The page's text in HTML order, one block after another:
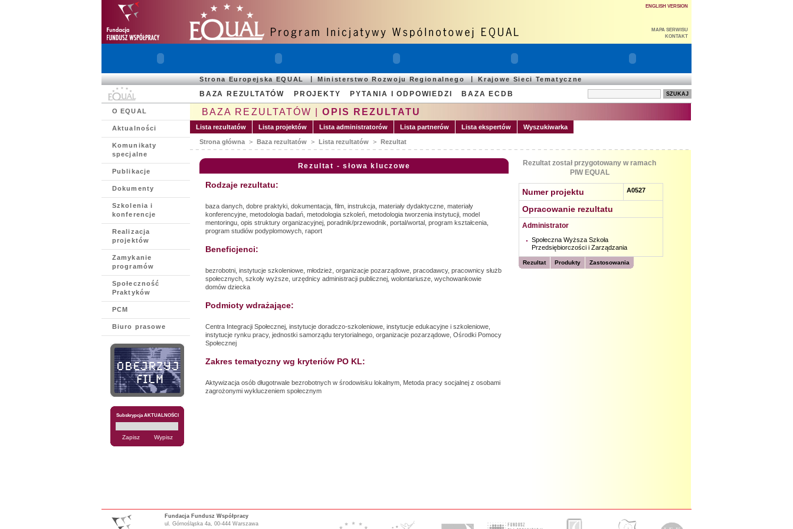
ENGLISH VERSION
MAPA SERWISU
KONTAKT
Strona Europejska EQUAL Ministerstwo Rozwoju Regionalnego Krajowe Sieci Tematyczne
BAZA REZULTATÓW PROJEKTY PYTANIA I ODPOWIEDZI BAZA ECDB
O EQUAL
Aktualności
Komunikaty
specjalne
Publikacje
Dokumenty
Szkolenia i
konferencje
Realizacja
projektów
Zamykanie
programów
Społeczność
Praktyków
PCM
Biuro prasowe
Subskrypcja AKTUALNOŚCI
BAZA REZULTATÓW |OPIS REZULTATU
Lista rezultatów Lista projektów Lista administratorów Lista partnerów Lista ekspertów Wyszukiwarka
Strona główna > Baza rezultatów > Lista rezultatów > Rezultat
Rezultat - słowa kluczowe
Rodzaje rezultatu:
baza danych, dobre praktyki, dokumentacja, film, instrukcja, materiały dydaktyczne, materiały
konferencyjne, metodologia badań, metodologia szkoleń, metodologia tworzenia instytucji, model
mentoringu, opis struktury organizacyjnej, poradnik/przewodnik, portal/wortal, program kształcenia,
program studiów podyplomowych, raport
Beneficjenci:
bezrobotni, instytucje szkoleniowe, młodzież, organizacje pozarządowe, pracodawcy, pracownicy służb
społecznych, szkoły wyższe, urzędnicy administracji publicznej, wolontariusze, wychowankowie
domów dziecka
Podmioty wdrażające:
Centra Integracji Społecznej, instytucje doradczo-szkoleniowe, instytucje edukacyjne i szkoleniowe,
instytucje rynku pracy, jednostki samorządu terytorialnego, organizacje pozarządowe, Ośrodki Pomocy
Społecznej
Zakres tematyczny wg kryteriów PO KL:
Aktywizacja osób długotrwale bezrobotnych w środowisku lokalnym, Metoda pracy socjalnej z osobami
zagrożonymi wykluczeniem społecznym
Rezultat został przygotowany w ramach
PIW EQUAL
Numer projektu A0527
Opracowanie rezultatu
Administrator
Społeczna Wyższa Szkoła
Przedsiębiorczości i Zarządzania
Rezultat Produkty Zastosowania
Fundacja Fundusz Współpracy
ul. Górnośląska 4a, 00-444 Warszawa